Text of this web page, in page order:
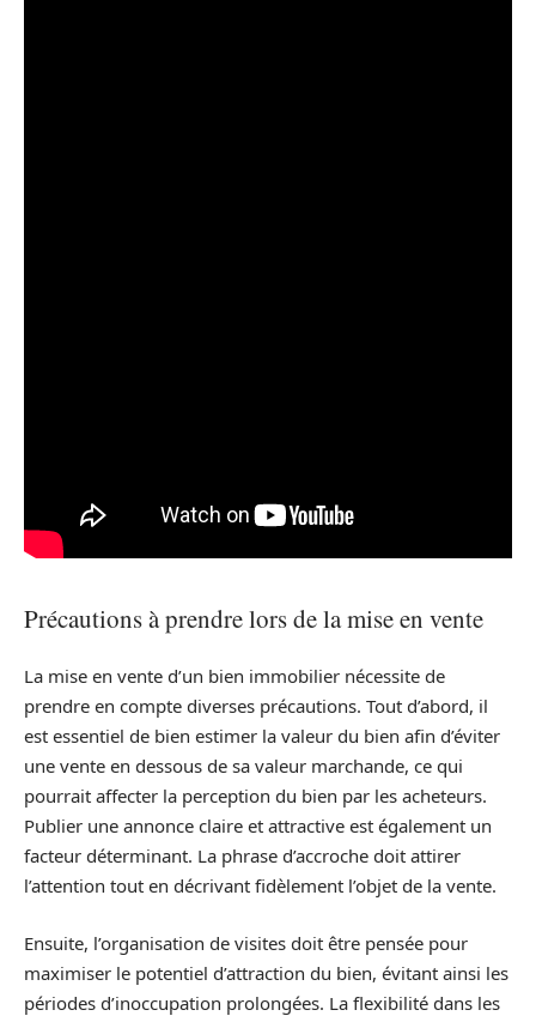
Précautions à prendre lors de la mise en vente
La mise en vente d’un bien immobilier nécessite de
prendre en compte diverses précautions. Tout d’abord, il
est essentiel de bien estimer la valeur du bien afin d’éviter
une vente en dessous de sa valeur marchande, ce qui
pourrait affecter la perception du bien par les acheteurs.
Publier une annonce claire et attractive est également un
facteur déterminant. La phrase d’accroche doit attirer
l’attention tout en décrivant fidèlement l’objet de la vente.
Ensuite, l’organisation de visites doit être pensée pour
maximiser le potentiel d’attraction du bien, évitant ainsi les
périodes d’inoccupation prolongées. La flexibilité dans les